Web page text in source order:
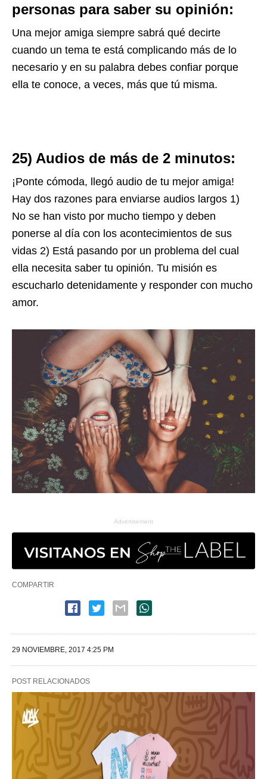
personas para saber su opinión:
Una mejor amiga siempre sabrá qué decirte
cuando un tema te está complicando más de lo
necesario y en su palabra debes confiar porque
ella te conoce, a veces, más que tú misma.
25) Audios de más de 2 minutos:
¡Ponte cómoda, llegó audio de tu mejor amiga!
Hay dos razones para enviarse audios largos 1)
No se han visto por mucho tiempo y deben
ponerse al día con los acontecimientos de sus
vidas 2) Está pasando por un problema del cual
ella necesita saber tu opinión. Tu misión es
escucharlo detenidamente y responder con mucho
amor.
Advertisement
COMPARTIR
29 NOVIEMBRE, 2017 4:25 PM
POST RELACIONADOS